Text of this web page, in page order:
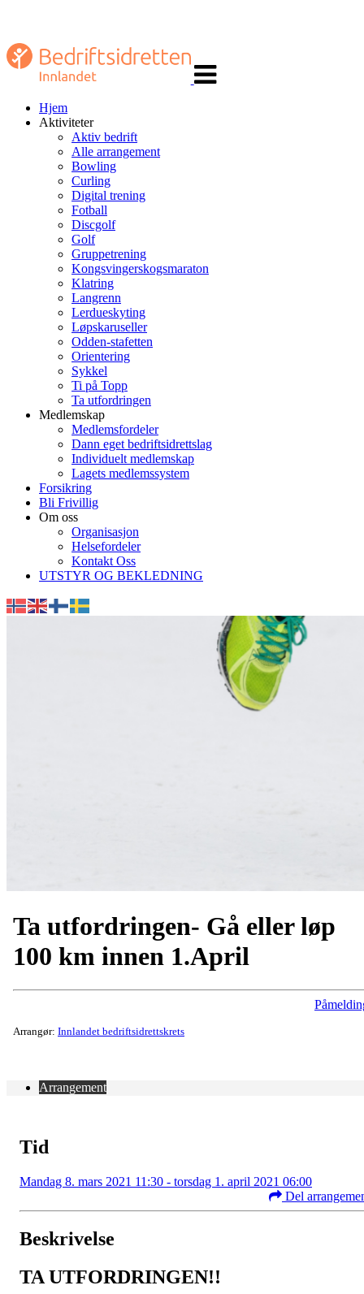
navigasjon
Hjem
Aktiviteter
Aktiv bedrift
Alle arrangement
Bowling
Curling
Digital trening
Fotball
Discgolf
Golf
Gruppetrening
Kongsvingerskogsmaraton
Klatring
Langrenn
Lerdueskyting
Løpskaruseller
Odden-stafetten
Orientering
Sykkel
Ti på Topp
Ta utfordringen
Medlemskap
Medlemsfordeler
Dann eget bedriftsidrettslag
Individuelt medlemskap
Lagets medlemssystem
Forsikring
Bli Frivillig
Om oss
Organisasjon
Helsefordeler
Kontakt Oss
UTSTYR OG BEKLEDNING
Ta utfordringen- Gå eller løp
100 km innen 1.April
Arrangør: Innlandet bedriftsidrettskrets
Arrangement
Tid
Mandag 8. mars 2021 11:30 - torsdag 1. april 2021 06:00
Del
Beskrivelse
TA UTFORDRINGEN!!